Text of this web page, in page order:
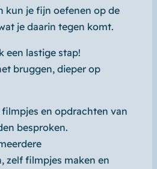
kun je fijn oefenen op de
je daarin tegen komt.
een lastige stap!
bruggen, dieper op
en opdrachten van
besproken.
zelf filmpjes maken en